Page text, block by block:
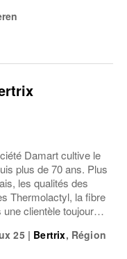
NEW YORKER
Damart cultive le
plus de 70 ans. Plus
les qualités des
Thermolactyl, la fibre
clientèle toujours
25 | Bertrix, Région